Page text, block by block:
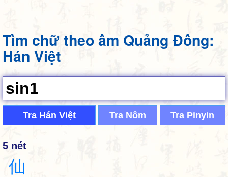
Tìm chữ theo âm Quảng Đông:
Hán Việt
Tra Hán Việt Tra Nôm Tra Pinyin
5 nét
仙